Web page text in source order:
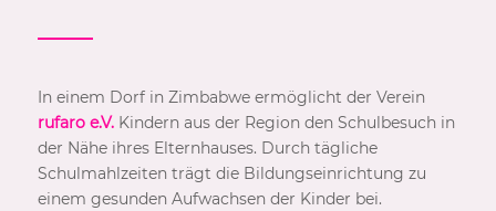
In einem Dorf in Zimbabwe ermöglicht der Verein
rufaro e.V.Kindern aus der Region den Schulbesuch in
der Nähe ihres Elternhauses. Durch tägliche
Schulmahlzeiten trägt die Bildungseinrichtung zu
einem gesunden Aufwachsen der Kinder bei.